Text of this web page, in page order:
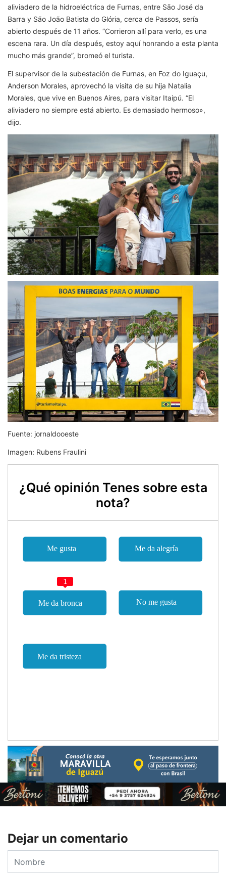
aliviadero de la hidroeléctrica de Furnas, entre São José da
Barra y São João Batista do Glória, cerca de Passos, sería
abierto después de 11 años. “Corrieron allí para verlo, es una
escena rara. Un día después, estoy aquí honrando a esta planta
mucho más grande”, bromeó el turista.
El supervisor de la subestación de Furnas, en Foz do Iguaçu,
Anderson Morales, aprovechó la visita de su hija Natalia
Morales, que vive en Buenos Aires, para visitar Itaipú. “El
aliviadero no siempre está abierto. Es demasiado hermoso»,
dijo.
Fuente: jornaldooeste
Imagen: Rubens Fraulini
¿Qué opinión Tenes sobre esta
nota?
1
Dejar un comentario